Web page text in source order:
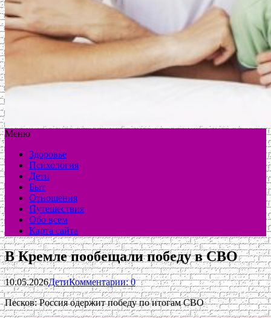
Меню
Здоровье
Психология
Дети
Быт
Отношения
Путешествия
Обо всем
Карта сайта
В Кремле пообещали победу в СВО
10.05.2026ДетиКомментарии: 0
Песков: Россия одержит победу по итогам СВО